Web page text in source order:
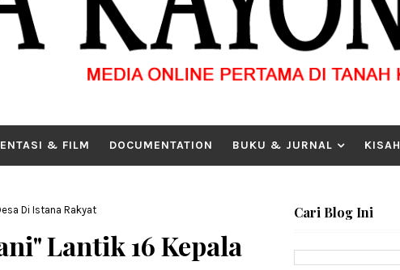
& FILM DOCUMENTATION BUKU & JURNAL KISAH
Di Istana Rakyat
Lantik 16 Kepala
Cari Blog Ini